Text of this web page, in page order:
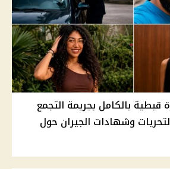
قبطية بالكامل بجريمة التجمع
وشهادات الجيران حول